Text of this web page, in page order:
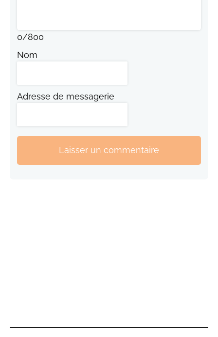
0/800
Nom
Adresse de messagerie
Laisser un commentaire